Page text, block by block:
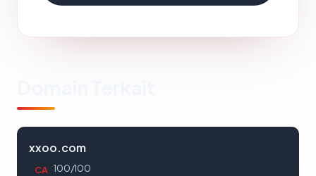
xxoo.com
CA 100/100